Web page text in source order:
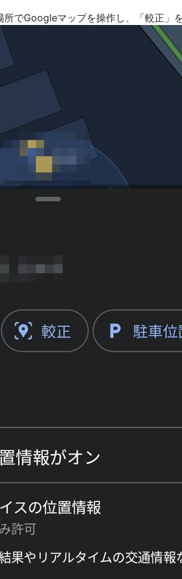
でGoogleマップを操作し、「較正」